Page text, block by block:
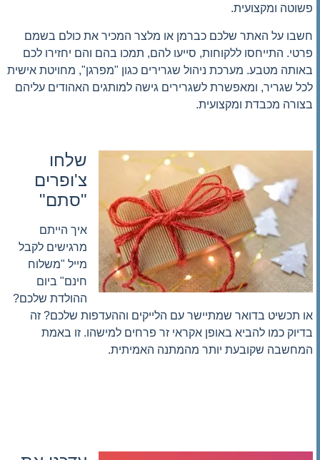
פשוטה ומקצועית.
חשבו על האתר שלכם כברמן או מלצר המכיר את כולם בשמם
פרטי. התייחסו ללקוחות, סייעו להם, תמכו בהם והם יחזירו לכם
באותה מטבע. מערכת ניהול שגרירים כגון "מפרגן", מחויטת אישית
לכל שגריר, ומאפשרת לשגרירים גישה למותגים האהודים עליהם
בצורה מכבדת ומקצועית.
שלחו
צ'ופרים
"סתם"
איך הייתם
מרגישים לקבל
מייל "משלוח
חינם" ביום
ההולדת שלכם?
או תכשיט בדואר שמתיישר עם הלייקים וההעדפות שלכם? זה
בדיוק כמו להביא באופן אקראי זר פרחים למישהו. זו באמת
המחשבה שקובעת יותר מהמתנה האמיתית.